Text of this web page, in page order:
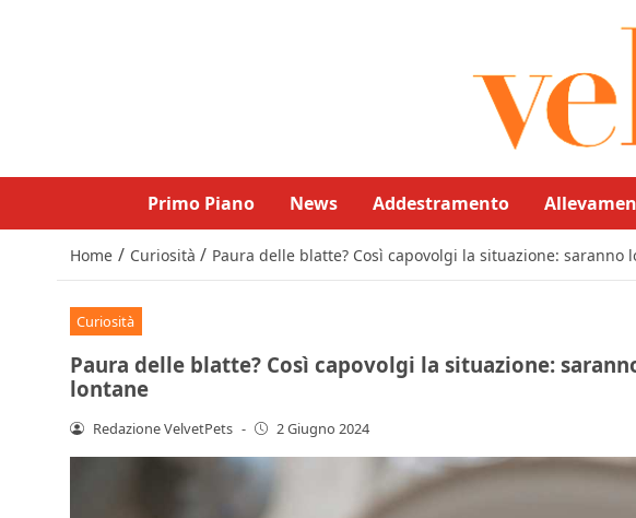
Primo Piano News Addestramento
Home / Curiosità / Paura delle blatte? Così capovolgi la situazione:
Curiosità
Paura delle blatte? Così capovolgi la situazione:
lontane
Redazione VelvetPets - 2 Giugno 2024